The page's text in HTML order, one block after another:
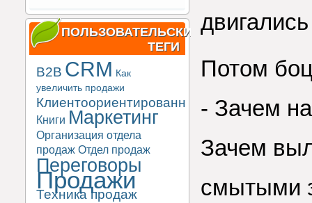
ПОЛЬЗОВАТЕЛЬСКИЕ
ТЕГИ
B2B CRM Как
увеличить продажи
Клиентоориентированность
Книги Маркетинг
Организация отдела
продаж Отдел продаж
Переговоры
Продажи
Техника продаж
Потом
- Зачем
Зачем
смытыми